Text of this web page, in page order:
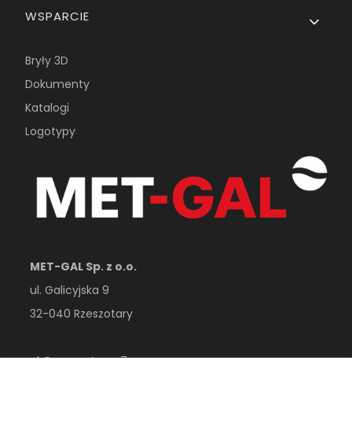
WSPARCIE
Bryły 3D
Dokumenty
Katalogi
Logotypy
MET-GAL Sp. z o.o.
ul. Galicyjska 9
32-040 Rzeszotary
ul. Przemysłowa 7